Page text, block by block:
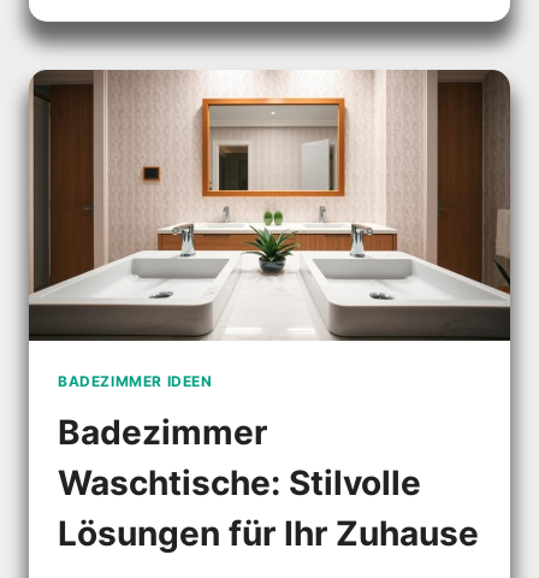
GESTALTEN
SIE
IHR
TRAUMBAD
BADEZIMMER IDEEN
Badezimmer
Waschtische: Stilvolle
Lösungen für Ihr Zuhause